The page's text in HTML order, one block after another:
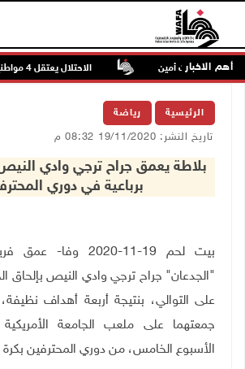
أهم الاخبار
عتمة وبيت أمين الاحتلال يعتقل 4 مواطنين من محافظة نابلس
الرئيسية رياضة
تاريخ النشر: 19/11/2020 08:32 م
بلاطة يعمق جراح ترجي وادي
برباعية في دوري
بيت لحم 19-11-2020
"الجدعان" جراح ترجي وادي النيص بإلحاق
على التوالي، بنتيجة أربعة أهداف
جمعتهما على ملعب الجامعة
الأسبوع الخامس، من دوري المحترفين بكرة